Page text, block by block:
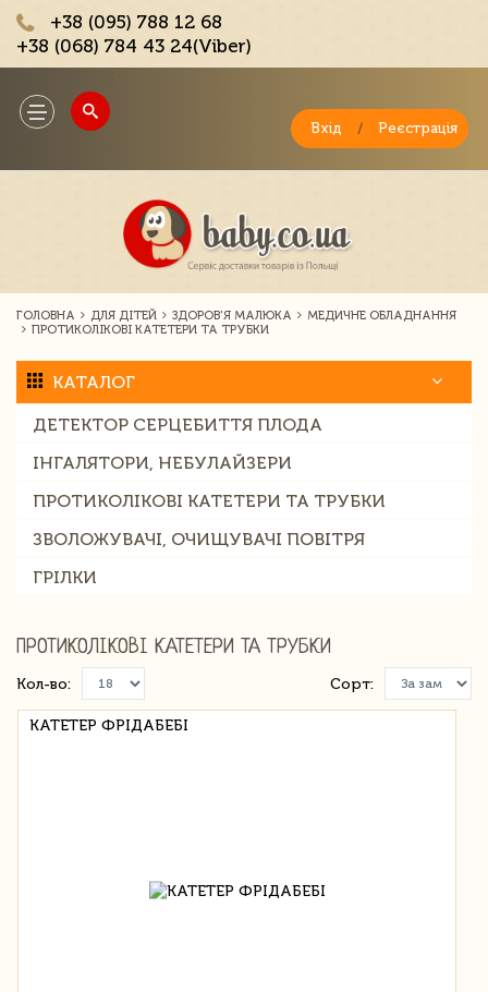
+38 (095) 788 12 68
+38 (068) 784 43 24(Viber)
Toggle
navigation
Вхід / Реєстрація
ГОЛОВНА ДЛЯ ДІТЕЙ ЗДОРОВ'Я МАЛЮКА
МЕДИЧНЕ ОБЛАДНАННЯ
ПРОТИКОЛІКОВІ КАТЕТЕРИ ТА ТРУБКИ
КАТАЛОГ
ДЕТЕКТОР СЕРЦЕБИТТЯ ПЛОДА
ІНГАЛЯТОРИ, НЕБУЛАЙЗЕРИ
ПРОТИКОЛІКОВІ КАТЕТЕРИ ТА ТРУБКИ
ЗВОЛОЖУВАЧІ, ОЧИЩУВАЧІ ПОВІТРЯ
ГРІЛКИ
ПРОТИКОЛІКОВІ КАТЕТЕРИ ТА ТРУБКИ
Кол-во: Сорт:
КАТЕТЕР ФРІДАБЕБІ